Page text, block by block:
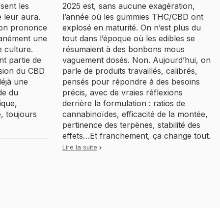
les
leur aura.
prononce
une
culture.
partie de
du CBD
une
du
toujours
2025 est, sans aucune exagération,
l’année où les gummies THC/CBD ont
explosé en maturité. On n’est plus du
tout dans l’époque où les edibles se
résumaient à des bonbons mous
vaguement dosés. Non. Aujourd’hui, on
parle de produits travaillés, calibrés,
pensés pour répondre à des besoins
précis, avec de vraies réflexions
derrière la formulation : ratios de
cannabinoïdes, efficacité de la montée,
pertinence des terpènes, stabilité des
effets…Et franchement, ça change tout.
Lire la suite